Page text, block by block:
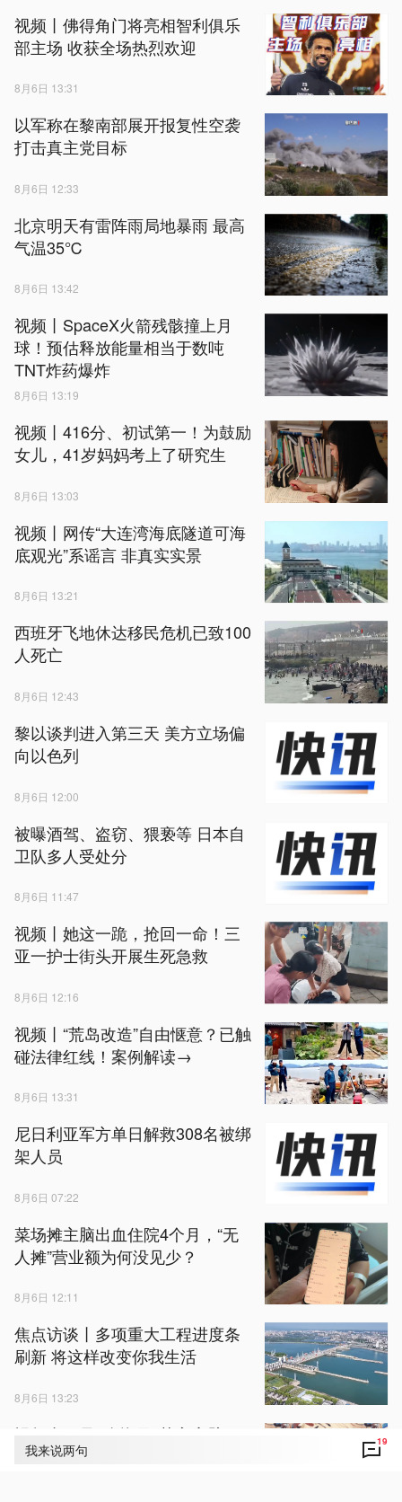
我来说两句 19
视频丨佛得角门将亮相智利俱乐
部主场 收获全场热烈欢迎
8月6日 13:31
以军称在黎南部展开报复性空袭
打击真主党目标
8月6日 12:33
北京明天有雷阵雨局地暴雨 最高
气温35℃
8月6日 13:42
视频丨SpaceX火箭残骸撞上月
球！预估释放能量相当于数吨
TNT炸药爆炸
8月6日 13:19
视频丨416分、初试第一！为鼓励
女儿，41岁妈妈考上了研究生
8月6日 13:03
视频丨网传“大连湾海底隧道可海
底观光”系谣言 非真实实景
8月6日 13:21
西班牙飞地休达移民危机已致100
人死亡
8月6日 12:43
黎以谈判进入第三天 美方立场偏
向以色列
8月6日 12:00
被曝酒驾、盗窃、猥亵等 日本自
卫队多人受处分
8月6日 11:47
视频丨她这一跪，抢回一命！三
亚一护士街头开展生死急救
8月6日 12:16
视频丨“荒岛改造”自由惬意？已触
碰法律红线！案例解读→
8月6日 13:31
尼日利亚军方单日解救308名被绑
架人员
8月6日 07:22
菜场摊主脑出血住院4个月，“无
人摊”营业额为何没见少？
8月6日 12:11
焦点访谈丨多项重大工程进度条
刷新 将这样改变你我生活
8月6日 13:23
视频丨不只“贴秋膘” 莫高窟壁画
藏着古人秋日生活图景